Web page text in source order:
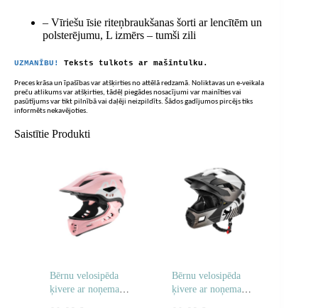
– Vīriešu īsie riteņbraukšanas šorti ar lencītēm un
polsterējumu, L izmērs – tumši zili
UZMANĪBU! Teksts tulkots ar mašīntulku.
Preces krāsa un īpašības var atšķirties no attēlā redzamā. Noliktavas un e-veikala
preču atlikums var atšķirties, tādēļ piegādes nosacījumi var mainīties vai
pasūtījums var tikt pilnībā vai daļēji neizpildīts. Šādos gadījumos pircējs tiks
informēts nekavējoties.
Saistītie Produkti
Bērnu velosipēda
ķivere ar noņemamu
Bērnu velosipēda
ķivere ar noņemamu